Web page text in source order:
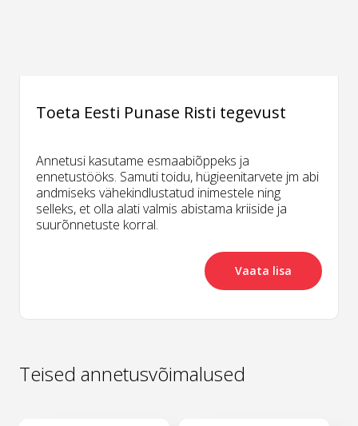
Toeta Eesti Punase Risti tegevust
Annetusi kasutame esmaabiõppeks ja
ennetustööks. Samuti toidu, hügieenitarvete jm abi
andmiseks vähekindlustatud inimestele ning
selleks, et olla alati valmis abistama kriiside ja
suurõnnetuste korral.
Vaata lisa
Teised annetusvõimalused